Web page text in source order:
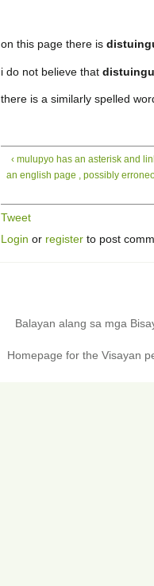
on this page there is
i do not believe that
there is a similarly spelled
‹ mulupyo has an asterisk and
an english page , possibly
Tweet
Login or register to post
Balayan alang sa mga
Homepage for the Visayan